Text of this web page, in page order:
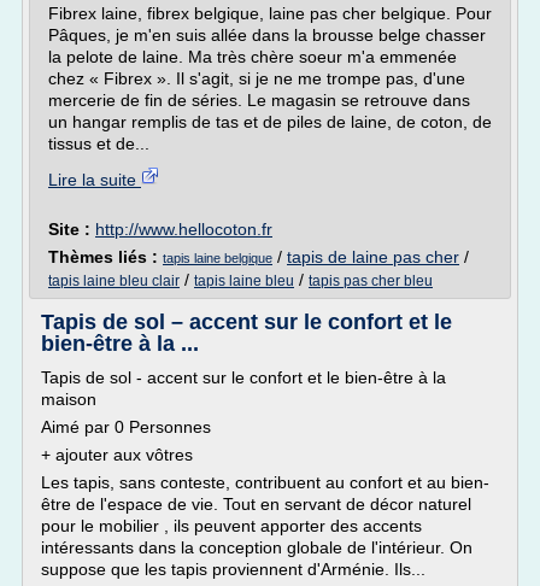
Fibrex laine, fibrex belgique, laine pas cher belgique. Pour
Pâques, je m'en suis allée dans la brousse belge chasser
la pelote de laine. Ma très chère soeur m'a emmenée
chez « Fibrex ». Il s'agit, si je ne me trompe pas, d'une
mercerie de fin de séries. Le magasin se retrouve dans
un hangar remplis de tas et de piles de laine, de coton, de
tissus et de...
Lire la suite
Site : http://www.hellocoton.fr
Thèmes liés : tapis laine belgique / tapis de laine pas cher /
tapis laine bleu clair / tapis laine bleu / tapis pas cher bleu
Tapis de sol – accent sur le confort et le
bien-être à la ...
Tapis de sol - accent sur le confort et le bien-être à la
maison
Aimé par 0 Personnes
+ ajouter aux vôtres
Les tapis, sans conteste, contribuent au confort et au bien-
être de l'espace de vie. Tout en servant de décor naturel
pour le mobilier , ils peuvent apporter des accents
intéressants dans la conception globale de l'intérieur. On
suppose que les tapis proviennent d'Arménie. Ils...